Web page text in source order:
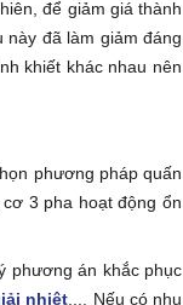
để giảm giá thành
đã làm giảm đáng
khiết khác nhau nên
phương pháp quấn
3 pha hoạt động ổn
phương án khắc phục
nhiệt ,... Nếu có nhu